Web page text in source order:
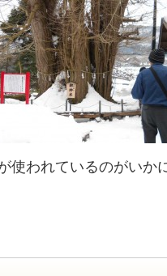
使われているのがいか